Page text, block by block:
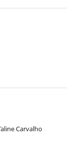
Carvalho